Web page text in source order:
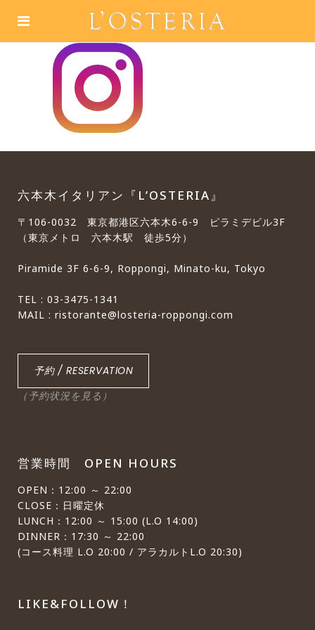
六本木イタリアン『L’OSTERIA』
〒106-0032 東京都港区六本木6-6-9 ピラミデビル3F
（東京メトロ 六本木駅 徒歩5分）
Piramide 3F 6-6-9, Roppongi, Minato-ku, Tokyo
TEL : 03-3475-1341
MAIL : ristorante@losteria-roppongi.com
予約 / RESERVATION
（予約状況を見る）
営業時間 OPEN HOURS
OPEN：12:00 ～ 22:00
CLOSE：日曜定休
LUNCH：12:00 ～ 15:00 (L.O 14:00)
DINNER：17:30 ～ 22:00
(コース料理 L.O 20:00 / アラカルトL.O 20:30)
LIKE&FOLLOW！